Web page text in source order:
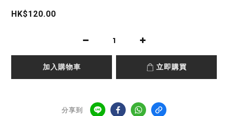
HK$120.00
加入購物車 立即購買
分享到